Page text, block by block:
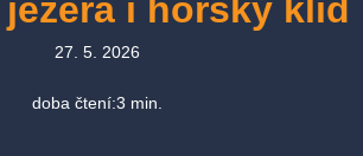
i horský klid
27. 5. 2026
doba čtení:3 min.